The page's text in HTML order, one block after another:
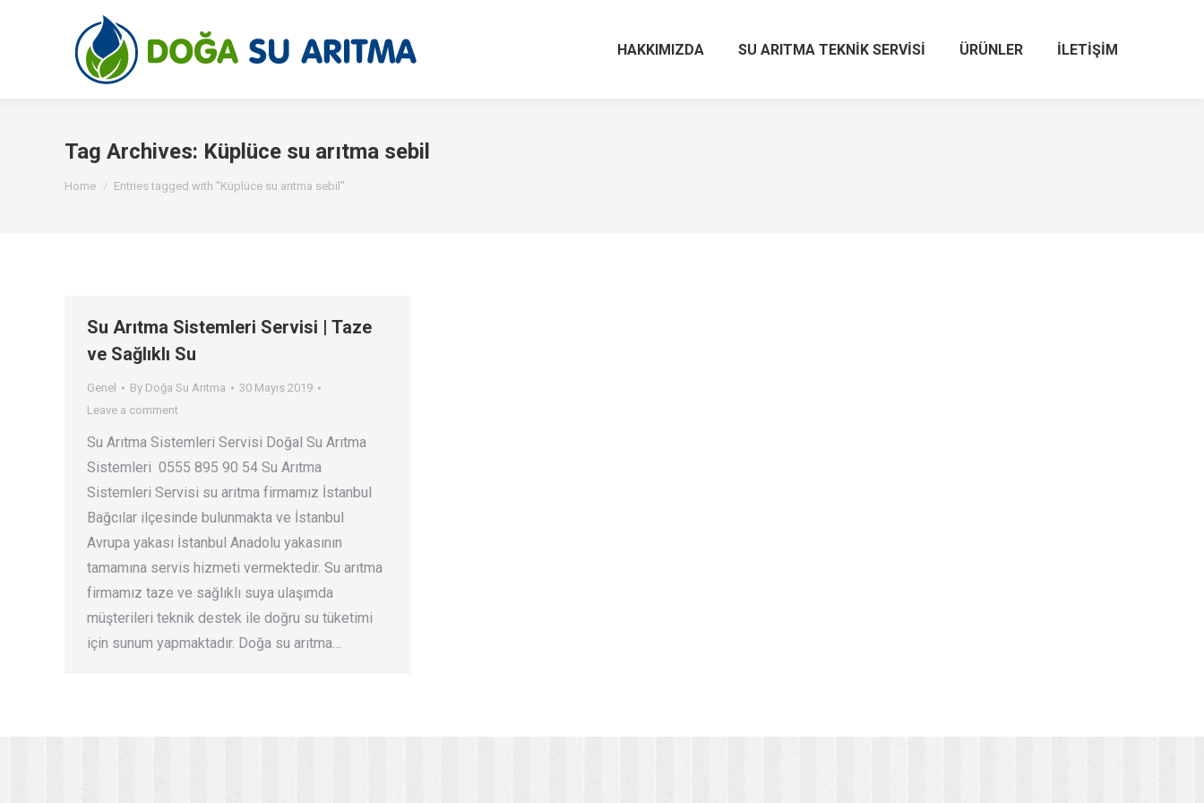
HAKKIMIZDA SU ARITMA TEKNIK SERVISI ÜRÜNLER İLETIŞIM
Tag Archives: Küplüce su arıtma sebil
You are here:
Home Entries tagged with "Küplüce su arıtma sebil"
Su Arıtma Sistemleri Servisi | Taze
ve Sağlıklı Su
Genel By Doğa Su Arıtma
30 Mayıs 2019
Leave a comment
Su Arıtma Sistemleri Servisi Doğal Su Arıtma
Sistemleri 0555 895 90 54 Su Arıtma
Sistemleri Servisi su arıtma firmamız İstanbul
Bağcılar ilçesinde bulunmakta ve İstanbul
Avrupa yakası İstanbul Anadolu yakasının
tamamına servis hizmeti vermektedir. Su arıtma
firmamız taze ve sağlıklı suya ulaşımda
müşterileri teknik destek ile doğru su tüketimi
için sunum yapmaktadır. Doğa su arıtma…